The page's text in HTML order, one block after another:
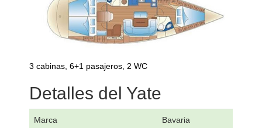
3 cabinas, 6+1 pasajeros, 2 WC
Detalles del Yate
Marca Bavaria